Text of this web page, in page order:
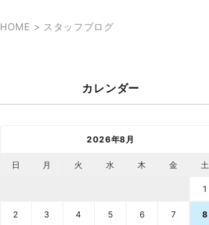
HOME > スタッフブログ
カレンダー
2026年8月
日 月 火 水 木 金 土
1
2 3 4 5 6 7 8